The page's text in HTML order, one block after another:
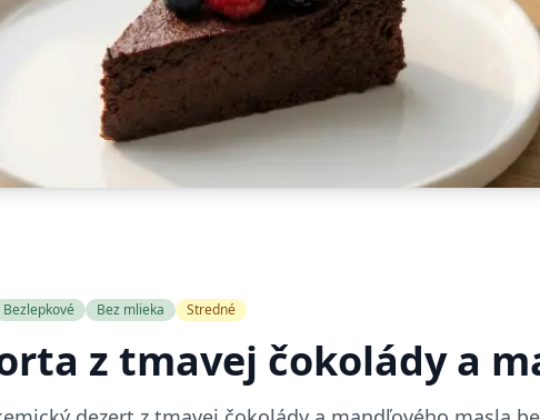
Bezlepkové Bez mlieka Stredné
z tmavej čokolády a